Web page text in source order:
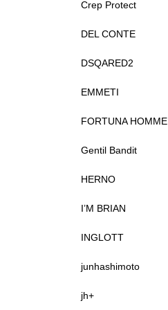
Crep Protect
DEL CONTE
DSQARED2
EMMETI
FORTUNA HOMME
Gentil Bandit
HERNO
I’M BRIAN
INGLOTT
junhashimoto
jh+